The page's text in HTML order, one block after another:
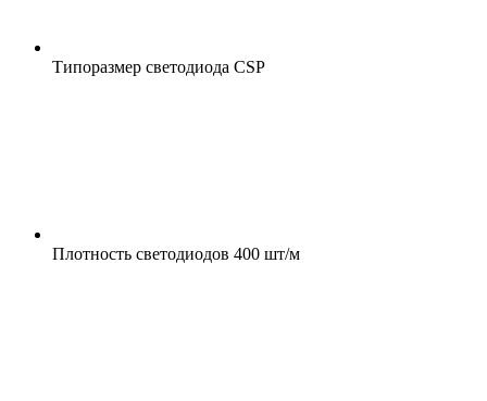
Типоразмер светодиода CSP
Плотность светодиодов 400 шт/м